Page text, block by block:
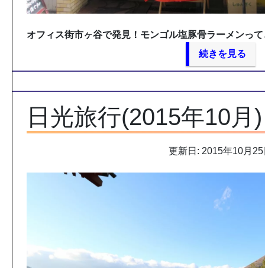
オフィス街市ヶ谷で発見！モンゴル塩豚骨ラーメンっ
続きを見る
日光旅行(2015年10月)
更新日: 2015年10月25